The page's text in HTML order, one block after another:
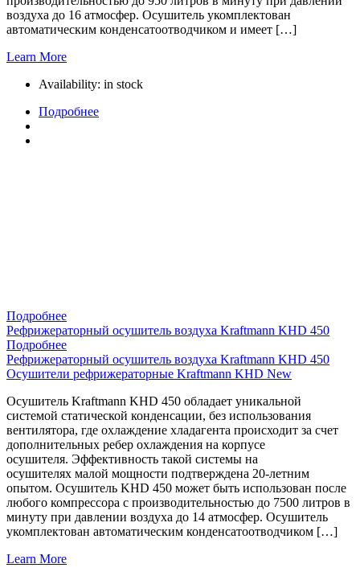
воздуха до 16 атмосфер. Осушитель укомплектован
автоматическим конденсатоотводчиком и имеет […]
Learn More
Availability: in stock
Подробнее
Подробнее
Рефрижераторный осушитель воздуха Kraftmann KHD 450
Подробнее
Рефрижераторный осушитель воздуха Kraftmann KHD 450
Осушители рефрижераторные Kraftmann KHD New
Осушитель Kraftmann KHD 450 обладает уникальной
системой статической конденсации, без использования
вентилятора, где охлаждение хладагента происходит за счет
дополнительных ребер охлаждения на корпусе
осушителя. Эффективность такой системы на
осушителях малой мощности подтверждена 20-летним
опытом. Осушитель KHD 450 может быть использован после
любого компрессора с производительностью до 7500 литров в
минуту при давлении воздуха до 14 атмосфер. Осушитель
укомплектован автоматическим конденсатоотводчиком […]
Learn More